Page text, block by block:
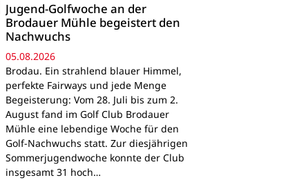
Jugend-Golfwoche an der
Brodauer Mühle begeistert den
Nachwuchs
05.08.2026
Brodau. Ein strahlend blauer Himmel,
perfekte Fairways und jede Menge
Begeisterung: Vom 28. Juli bis zum 2.
August fand im Golf Club Brodauer
Mühle eine lebendige Woche für den
Golf-Nachwuchs statt. Zur diesjährigen
Sommerjugendwoche konnte der Club
insgesamt 31 hoch…